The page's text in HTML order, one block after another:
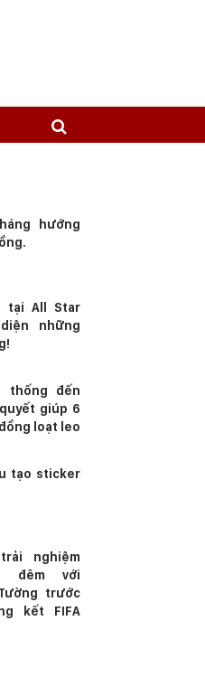
hướng
tại All Star
những
thống đến
giúp 6
loạt leo
tạo sticker
nghiệm
đêm với
trước
kết FIFA